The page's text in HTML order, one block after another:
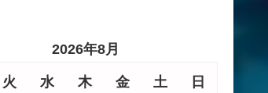
2026年8月
火 水 木 金 土 日